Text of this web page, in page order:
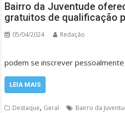
Bairro da Juventude
gratuitos de qualificação
05/04/2024 Redação
podem se inscrever
LEIA MAIS
Destaque, Geral Bairro da